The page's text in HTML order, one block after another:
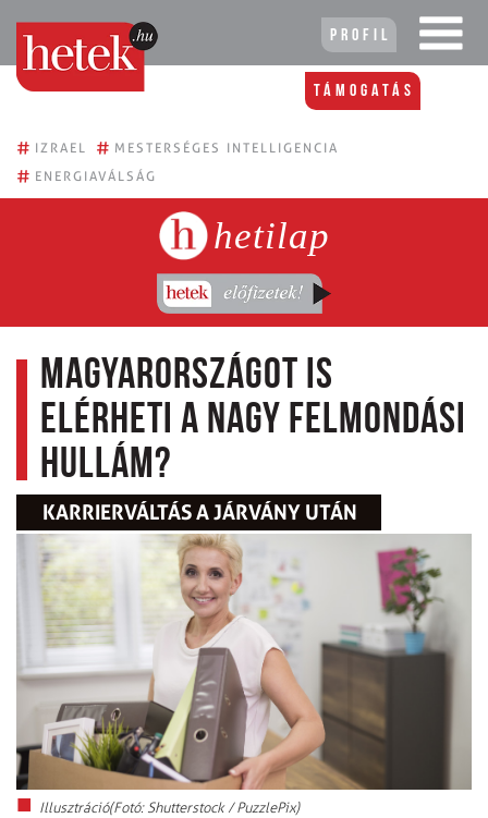
Profil
Támogatás
# IZRAEL # MESTERSÉGES INTELLIGENCIA
# ENERGIAVÁLSÁG
hetilap
Magyarországot is
elérheti a nagy felmondási
hullám?
KARRIERVÁLTÁS A JÁRVÁNY UTÁN
Illusztráció(Fotó: Shutterstock / PuzzlePix)